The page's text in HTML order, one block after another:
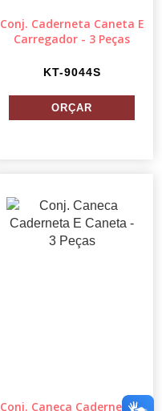
Conj. Caderneta Caneta E
Carregador - 3 Peças
KT-9044S
Conj. Caneca Caderneta E